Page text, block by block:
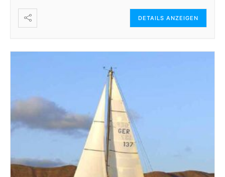
DETAILS ANZEIGEN